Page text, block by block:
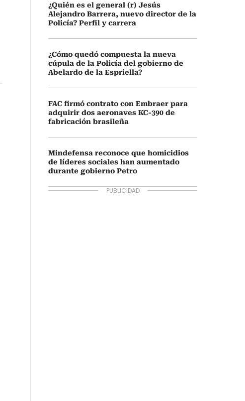
¿Quién es el general (r) Jesús
Alejandro Barrera, nuevo director de la
Policía? Perfil y carrera
¿Cómo quedó compuesta la nueva
cúpula de la Policía del gobierno de
Abelardo de la Espriella?
FAC firmó contrato con Embraer para
adquirir dos aeronaves KC-390 de
fabricación brasileña
Mindefensa reconoce que homicidios
de líderes sociales han aumentado
durante gobierno Petro